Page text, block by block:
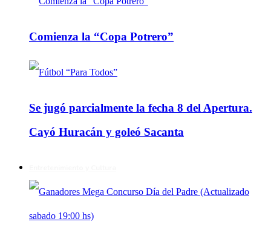
Comienza la “Copa Potrero”
Se jugó parcialmente la fecha 8 del Apertura.
Cayó Huracán y goleó Sacanta